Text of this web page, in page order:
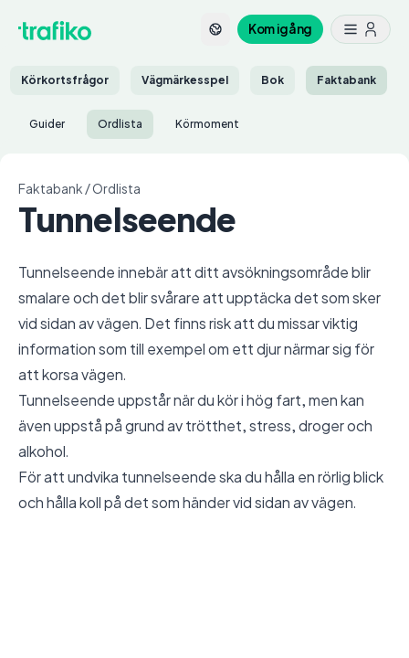
Kom igång
Körkortsfrågor Vägmärkesspel Bok Faktabank
Guider Ordlista Körmoment
Faktabank /Ordlista
Tunnelseende
Tunnelseende innebär att ditt avsökningsområde blir
smalare och det blir svårare att upptäcka det som sker
vid sidan av vägen. Det finns risk att du missar viktig
information som till exempel om ett djur närmar sig för
att korsa vägen.
Tunnelseende uppstår när du kör i hög fart, men kan
även uppstå på grund av trötthet, stress, droger och
alkohol.
För att undvika tunnelseende ska du hålla en rörlig blick
och hålla koll på det som händer vid sidan av vägen.